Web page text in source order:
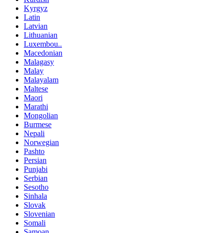
Kyrgyz
Latin
Latvian
Lithuanian
Luxembou..
Macedonian
Malagasy
Malay
Malayalam
Maltese
Maori
Marathi
Mongolian
Burmese
Nepali
Norwegian
Pashto
Persian
Punjabi
Serbian
Sesotho
Sinhala
Slovak
Slovenian
Somali